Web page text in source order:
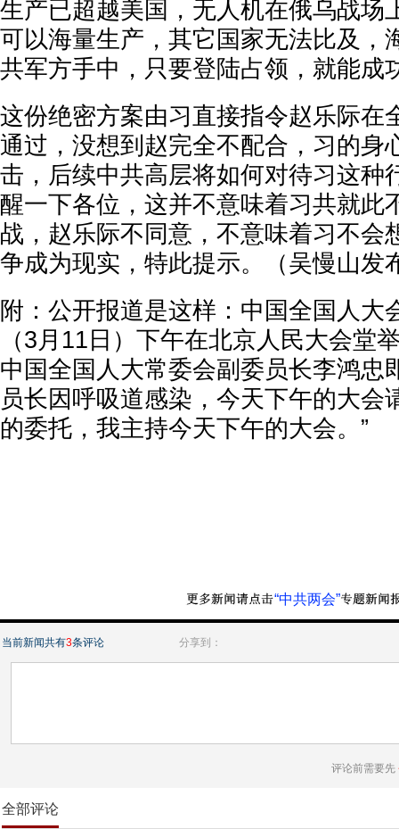
生产已超越美国，无人机在俄乌战场
可以海量生产，其它国家无法比及，
共军方手中，只要登陆占领，就能成
这份绝密方案由习直接指令赵乐际在
通过，没想到赵完全不配合，习的身
击，后续中共高层将如何对待习这种
醒一下各位，这并不意味着习共就此
战，赵乐际不同意，不意味着习不会
争成为现实，特此提示。（吴慢山发
附：公开报道是这样：中国全国人大
（3月11日）下午在北京人民大会堂
中国全国人大常委会副委员长李鸿忠
员长因呼吸道感染，今天下午的大会
的委托，我主持今天下午的大会。”
“中共两会”
当前新闻共有3条评论 分享到：
评论前需要先
全部评论